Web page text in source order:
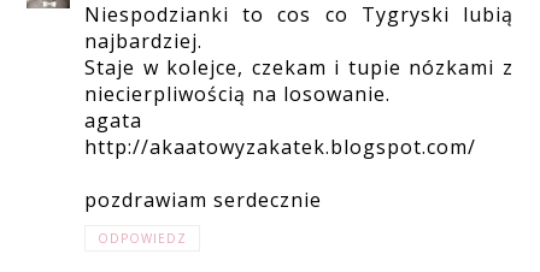
Niespodzianki to cos co Tygryski lubią
najbardziej.
Staje w kolejce, czekam i tupie nózkami z
niecierpliwością na losowanie.
agata
http://akaatowyzakatek.blogspot.com/
pozdrawiam serdecznie
ODPOWIEDZ